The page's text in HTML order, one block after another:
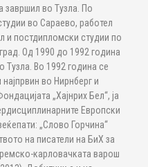
завршил во Тузла. По
во Сараево, работел
и постдипломски студии по
Од 1990 до 1992 година
Тузла. Во 1992 година се
најпрвин во Нирнберг и
„Хајнрих Бел“, ја
Европски
„Слово Горчина“
на писатели на БиХ за
карловачката варош